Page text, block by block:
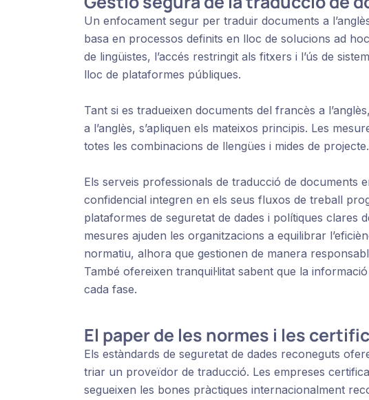
Un enfocament segur per traduir documents a
basa en processos definits en lloc de solucions ad
de lingüistes, l’accés restringit als fitxers i l’ús de
lloc de plataformes públiques.
Tant si es tradueixen documents del francès a
a l’anglès, s’apliquen els mateixos principis. Les
totes les combinacions de llengües i mides de projecte.
Els serveis professionals de traducció de documents
confidencial integren en els seus fluxos de treball
plataformes de seguretat de dades i polítiques clares
mesures ajuden les organitzacions a equilibrar
normatiu, alhora que gestionen de manera
També ofereixen tranquil·litat sabent que la
cada fase.
El paper de les normes i les
Els estàndards de seguretat de dades reconeguts
triar un proveïdor de traducció. Les empreses
segueixen les bones pràctiques internacionalment